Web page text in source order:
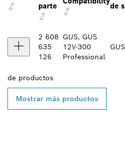
parte
de
2 608
635
126
GUS, GUS
12V-300
Professional
de productos
Mostrar más productos